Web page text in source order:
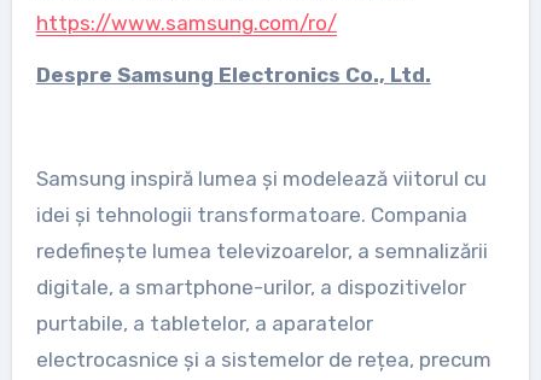
https://www.samsung.com/ro/
Despre Samsung Electronics Co., Ltd.
Samsung inspiră lumea și modelează viitorul cu
idei și tehnologii transformatoare. Compania
redefinește lumea televizoarelor, a semnalizării
digitale, a smartphone-urilor, a dispozitivelor
purtabile, a tabletelor, a aparatelor
electrocasnice și a sistemelor de rețea, precum